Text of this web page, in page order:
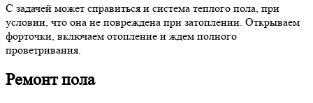
С задачей может справиться и система теплого пола, при
условии, что она не повреждена при затоплении. Открываем
форточки, включаем отопление и ждем полного
проветривания.
Ремонт пола